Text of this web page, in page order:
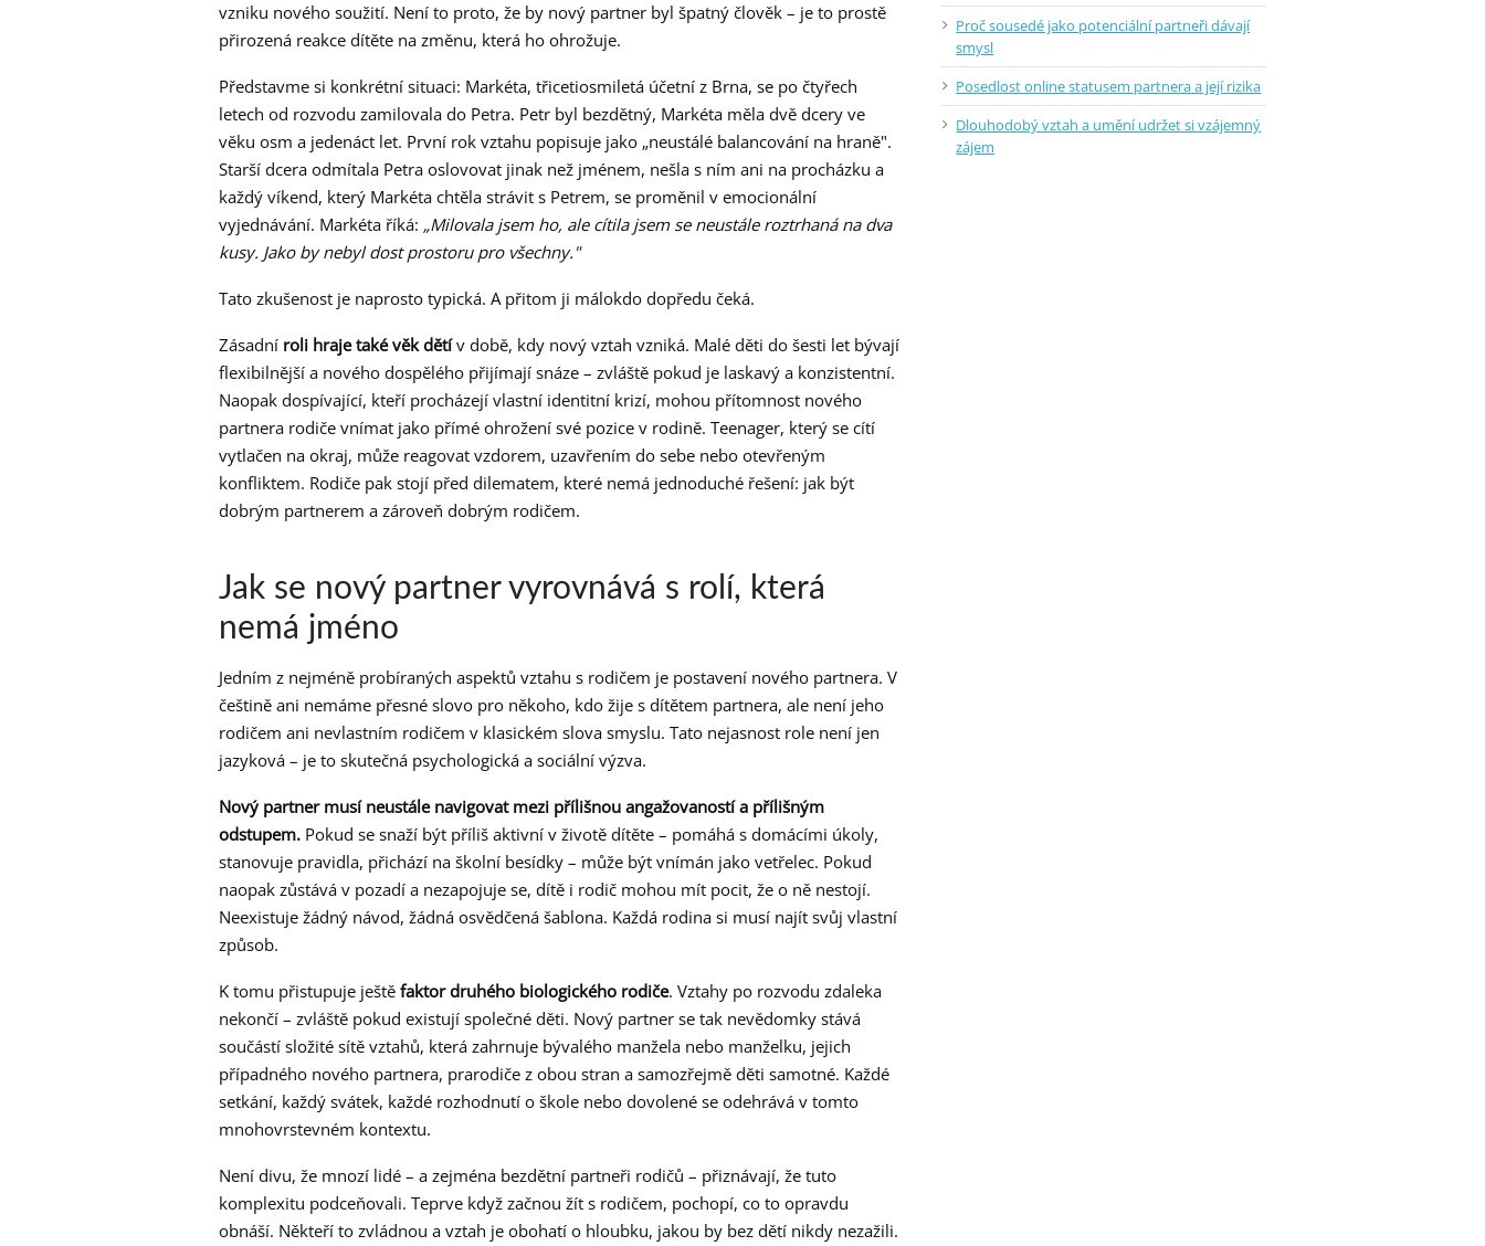
vzniku nového soužití. Není to proto, že by nový partner byl špatný člověk – je to prostě
přirozená reakce dítěte na změnu, která ho ohrožuje.
Představme si konkrétní situaci: Markéta, třicetiosmiletá účetní z Brna, se po čtyřech
letech od rozvodu zamilovala do Petra. Petr byl bezdětný, Markéta měla dvě dcery ve
věku osm a jedenáct let. První rok vztahu popisuje jako „neustálé balancování na hraně".
Starší dcera odmítala Petra oslovovat jinak než jménem, nešla s ním ani na procházku a
každý víkend, který Markéta chtěla strávit s Petrem, se proměnil v emocionální
vyjednávání. Markéta říká: „Milovala jsem ho, ale cítila jsem se neustále roztrhaná na dva
kusy. Jako by nebyl dost prostoru pro všechny."
Tato zkušenost je naprosto typická. A přitom ji málokdo dopředu čeká.
Zásadní roli hraje také věk dětív době, kdy nový vztah vzniká. Malé děti do šesti let bývají
flexibilnější a nového dospělého přijímají snáze – zvláště pokud je laskavý a konzistentní.
Naopak dospívající, kteří procházejí vlastní identitní krizí, mohou přítomnost nového
partnera rodiče vnímat jako přímé ohrožení své pozice v rodině. Teenager, který se cítí
vytlačen na okraj, může reagovat vzdorem, uzavřením do sebe nebo otevřeným
konfliktem. Rodiče pak stojí před dilematem, které nemá jednoduché řešení: jak být
dobrým partnerem a zároveň dobrým rodičem.
Jak se nový partner vyrovnává s rolí, která
nemá jméno
Jedním z nejméně probíraných aspektů vztahu s rodičem je postavení nového partnera. V
češtině ani nemáme přesné slovo pro někoho, kdo žije s dítětem partnera, ale není jeho
rodičem ani nevlastním rodičem v klasickém slova smyslu. Tato nejasnost role není jen
jazyková – je to skutečná psychologická a sociální výzva.
Nový partner musí neustále navigovat mezi přílišnou angažovaností a přílišným
odstupem. Pokud se snaží být příliš aktivní v životě dítěte – pomáhá s domácími úkoly,
stanovuje pravidla, přichází na školní besídky – může být vnímán jako vetřelec. Pokud
naopak zůstává v pozadí a nezapojuje se, dítě i rodič mohou mít pocit, že o ně nestojí.
Neexistuje žádný návod, žádná osvědčená šablona. Každá rodina si musí najít svůj vlastní
způsob.
K tomu přistupuje ještě faktor druhého biologického rodiče. Vztahy po rozvodu zdaleka
nekončí – zvláště pokud existují společné děti. Nový partner se tak nevědomky stává
součástí složité sítě vztahů, která zahrnuje bývalého manžela nebo manželku, jejich
případného nového partnera, prarodiče z obou stran a samozřejmě děti samotné. Každé
setkání, každý svátek, každé rozhodnutí o škole nebo dovolené se odehrává v tomto
mnohovrstevném kontextu.
Není divu, že mnozí lidé – a zejména bezdětní partneři rodičů – přiznávají, že tuto
komplexitu podceňovali. Teprve když začnou žít s rodičem, pochopí, co to opravdu
obnáší. Někteří to zvládnou a vztah je obohatí o hloubku, jakou by bez dětí nikdy nezažili.
Proč sousedé jako potenciální partneři dávají
smysl
Posedlost online statusem partnera a její rizika
Dlouhodobý vztah a umění udržet si vzájemný
zájem